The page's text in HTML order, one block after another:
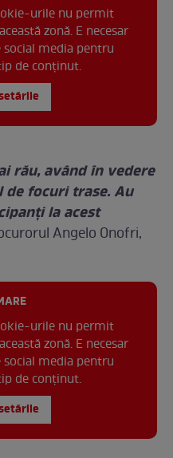
urile nu permit
zonă. E necesar
media pentru
de conținut.
rău, având în vedere
focuri trase. Au
la acest
Angelo Onofri,
urile nu permit
zonă. E necesar
media pentru
de conținut.